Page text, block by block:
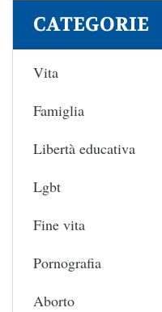
CATEGORIE
Vita
Famiglia
Libertà educativa
Lgbt
Fine vita
Pornografia
Aborto